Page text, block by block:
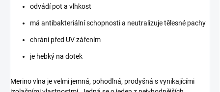
odvádí pot a vlhkost
má antibakteriální schopnosti a neutralizuje tělesné pachy
chrání před UV zářením
je hebký na dotek
Merino vlna je velmi jemná, pohodlná, prodyšná s vynikajícími